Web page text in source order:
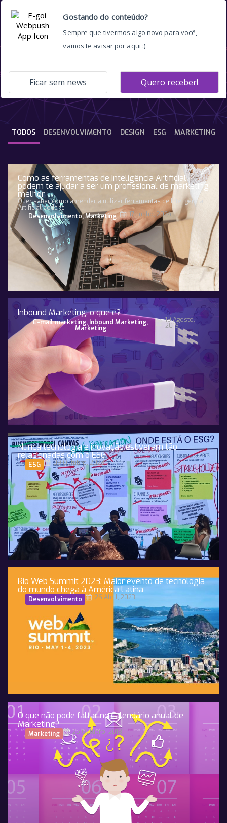
personagem
DESENVOLVIMENTO DESIGN ESG MARKETING
TODOS
Como as ferramentas de Inteligência Artificial
podem te ajudar a ser um profissional de marketing
melhor
Quer saber como aprender a utilizar ferramentas de Inteligência
Artificial pode te
Desenvolvimento,Marketing 17 Junho, 2024
Inbound Marketing: o que é?
E-mail marketing, Inbound Marketing,
Marketing
19 Agosto,
2019
Nunca tecnologia e inovação estiveram tão
relacionadas com o ESG
ESG 09 Outubro, 2023
Rio Web Summit 2023: Maior evento de tecnologia
do mundo chega à América Latina
Desenvolvimento 25 Abril, 2023
O que não pode faltar no calendário anual de
Marketing?
Marketing 25 Outubro, 2018